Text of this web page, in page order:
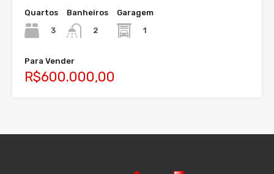
Quartos
3
Banheiros
2
Garagem
1
Para Vender
R$600.000,00